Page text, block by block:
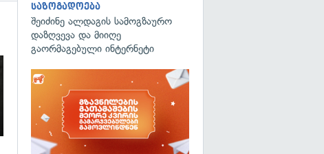
გადახედვა
საზოგადოება
შეიძინე ალდაგის სამოგზაურო
დაზღვევა და მიიღე
გაორმაგებული ინტერნეტი